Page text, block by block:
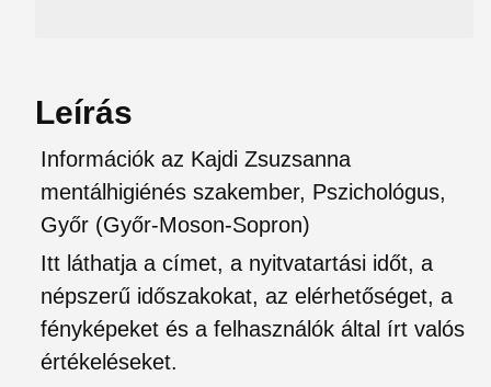
Leírás
Információk az Kajdi Zsuzsanna
mentálhigiénés szakember, Pszichológus,
Győr (Győr-Moson-Sopron)
Itt láthatja a címet, a nyitvatartási időt, a
népszerű időszakokat, az elérhetőséget, a
fényképeket és a felhasználók által írt valós
értékeléseket.